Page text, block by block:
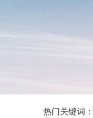
热门关键词：